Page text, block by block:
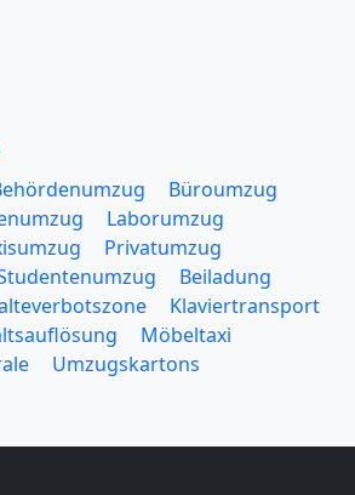
Büroumzug
Laborumzug
Privatumzug
Beiladung
Klaviertransport
Möbeltaxi
Umzugskartons